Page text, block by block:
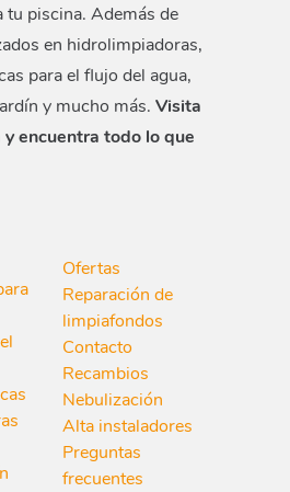
tu piscina. Además de
en hidrolimpiadoras,
para el flujo del agua,
y mucho más. Visita
encuentra todo lo que
Ofertas
Reparación de
limpiafondos
Contacto
Recambios
Nebulización
Alta instaladores
Preguntas
frecuentes